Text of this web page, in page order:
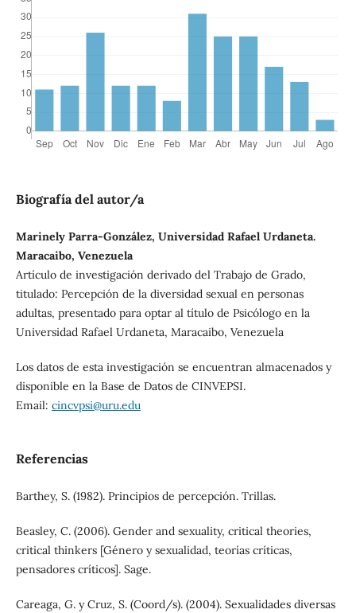
Biografía del autor/a
Marinely Parra-González, Universidad Rafael Urdaneta.
Maracaibo, Venezuela
Artículo de investigación derivado del Trabajo de Grado,
titulado: Percepción de la diversidad sexual en personas
adultas, presentado para optar al título de Psicólogo en la
Universidad Rafael Urdaneta, Maracaibo, Venezuela
Los datos de esta investigación se encuentran almacenados y
disponible en la Base de Datos de CINVEPSI.
Email: cincvpsi@uru.edu
Referencias
Barthey, S. (1982). Principios de percepción. Trillas.
Beasley, C. (2006). Gender and sexuality, critical theories,
critical thinkers [Género y sexualidad, teorías críticas,
pensadores críticos]. Sage.
Careaga, G. y Cruz, S. (Coord/s). (2004). Sexualidades diversas